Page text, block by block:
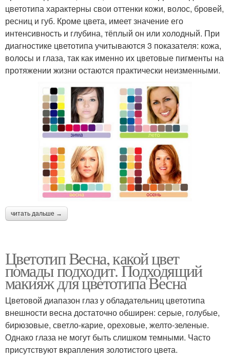
цветотипа характерны свои оттенки кожи, волос, бровей,
ресниц и губ. Кроме цвета, имеет значение его
интенсивность и глубина, тёплый он или холодный. При
диагностике цветотипа учитываются 3 показателя: кожа,
волосы и глаза, так как именно их цветовые пигменты на
протяжении жизни остаются практически неизменными.
читать дальше →
Цветотип Весна, какой цвет
помады подходит. Подходящий
макияж для цветотипа Весна
Цветовой диапазон глаз у обладательниц цветотипа
внешности весна достаточно обширен: серые, голубые,
бирюзовые, светло-карие, ореховые, желто-зеленые.
Однако глаза не могут быть слишком темными. Часто
присутствуют вкрапления золотистого цвета.